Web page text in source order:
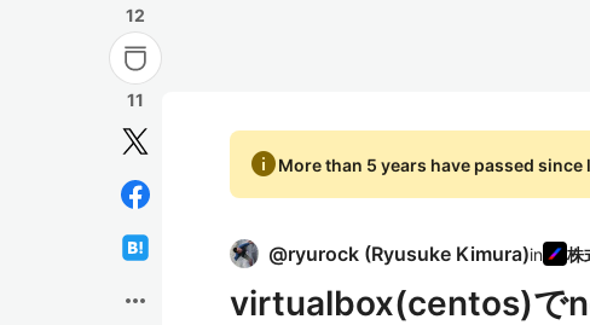
12
11
more_horiz
infoMore than 5 years have passed since
@ryurock (Ryusuke Kimura)in
virtualbox(centos)で